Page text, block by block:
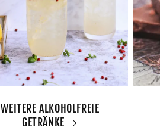
WEITERE ALKOHOLFREIE
GETRÄNKE